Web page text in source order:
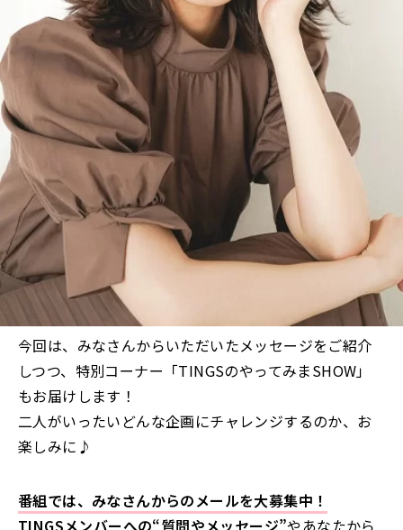
今回は、みなさんからいただいたメッセージをご紹介
しつつ、特別コーナー「TINGSのやってみまSHOW」
もお届けします！
二人がいったいどんな企画にチャレンジするのか、お
楽しみに♪
番組では、みなさんからのメールを大募集中！